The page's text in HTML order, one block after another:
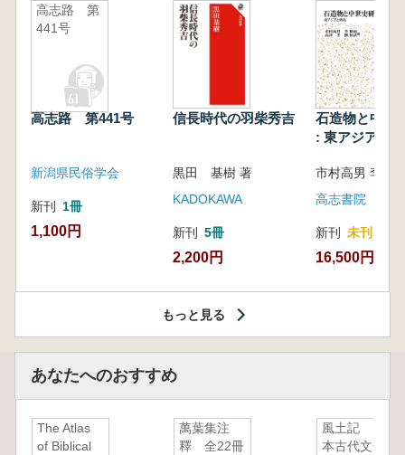
高志路 第
441号
高志路 第441号
新潟県民俗学会
新刊 1冊
1,100円
信長時代の羽柴秀吉
黒田 基樹 著
KADOKAWA
新刊 5冊
2,200円
石造物と中世
: 東アジアと
高志書院
新刊 未刊
16,500円
もっと見る
あなたへのおすすめ
The Atlas
of Biblical
萬葉集注
釋 全22冊
風土記 日
本古代文化